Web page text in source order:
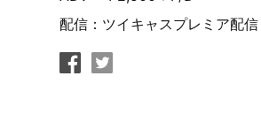
配信：ツイキャスプレミア配